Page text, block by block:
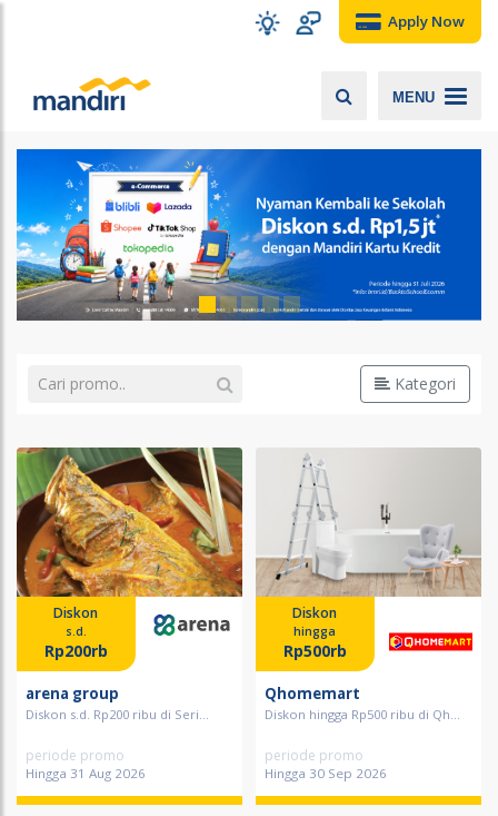
Apply Now
MENU
Kategori
Diskon
s.d.
Rp200rb
arena group
Diskon s.d. Rp200 ribu di Seri...
periode promo
Hingga 31 Aug 2026
Diskon
hingga
Rp500rb
Qhomemart
Diskon hingga Rp500 ribu di Qh...
periode promo
Hingga 30 Sep 2026